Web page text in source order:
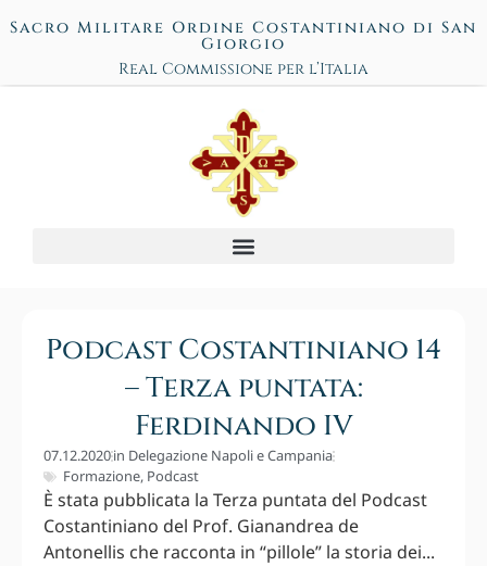
Sacro Militare Ordine Costantiniano di San
Giorgio
Real Commissione per l’Italia
Podcast Costantiniano 14
– Terza puntata:
Ferdinando IV
07.12.2020in Delegazione Napoli e Campania
Formazione, Podcast
È stata pubblicata la Terza puntata del Podcast
Costantiniano del Prof. Gianandrea de
Antonellis che racconta in “pillole” la storia dei...